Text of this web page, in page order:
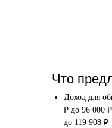
Что
Доход для
₽ до 96 000
до 119 908 ₽
после того,
оставите